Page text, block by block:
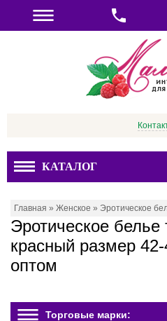
КАТАЛОГ
Главная » Женское » Эротическое
Эротическое белье
красный размер
оптом
Торговые марки: